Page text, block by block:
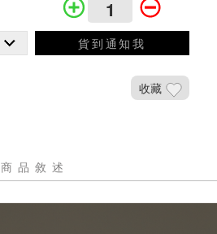
貨到通知我
收藏
商品敘述